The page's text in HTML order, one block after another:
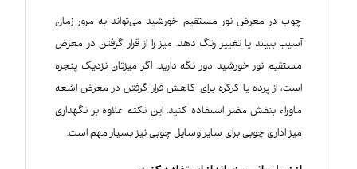
چوب در معرض نور مستقیم خورشید می‌تواند به مرور زمان
آسیب ببیند یا تغییر رنگ دهد. میز را از قرار گرفتن در معرض
مستقیم نور خورشید دور نگه دارید. اگر میزتان نزدیک پنجره
است، از پرده یا کرکره برای کاهش قرار گرفتن در معرض اشعه
ماوراء بنفش مضر استفاده کنید. این نکته علاوه بر نگهداری
میز اداری چوبی برای سایر وسایل چوبی نیز بسیار مهم است.